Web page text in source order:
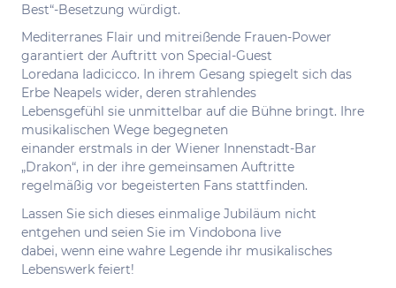
Best“-Besetzung würdigt.
Mediterranes Flair und mitreißende Frauen-Power
garantiert der Auftritt von Special-Guest
Loredana Iadicicco. In ihrem Gesang spiegelt sich das
Erbe Neapels wider, deren strahlendes
Lebensgefühl sie unmittelbar auf die Bühne bringt. Ihre
musikalischen Wege begegneten
einander erstmals in der Wiener Innenstadt-Bar
„Drakon“, in der ihre gemeinsamen Auftritte
regelmäßig vor begeisterten Fans stattfinden.
Lassen Sie sich dieses einmalige Jubiläum nicht
entgehen und seien Sie im Vindobona live
dabei, wenn eine wahre Legende ihr musikalisches
Lebenswerk feiert!